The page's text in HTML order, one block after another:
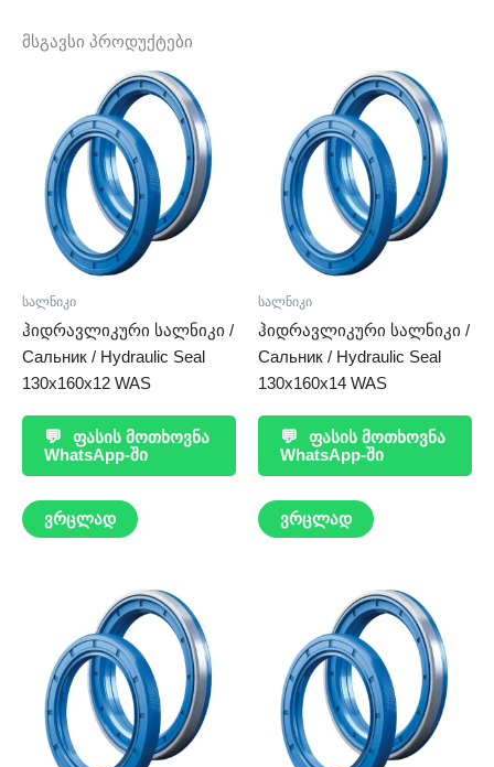
მსგავსი პროდუქტები
სალნიკი
ჰიდრავლიკური სალნიკი /
Сальник / Hydraulic Seal
130x160x12 WAS
💬
ფასის მოთხოვნა
WhatsApp-ში
ვრცლად
სალნიკი
ჰიდრავლიკური სალნიკი /
Сальник / Hydraulic Seal
130x160x14 WAS
💬
ფასის მოთხოვნა
WhatsApp-ში
ვრცლად